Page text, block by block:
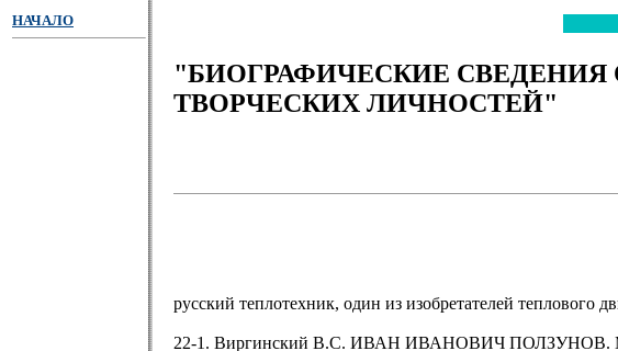
НАЧАЛО
"БИОГРАФИЧЕСКИЕ
ТВОРЧЕСКИХ ЛИЧНОСТЕЙ"
русский теплотехник, один из изобретателей теплового
22-1. Виргинский В.С. ИВАН ИВАНОВИЧ ПОЛЗУНОВ. М.,